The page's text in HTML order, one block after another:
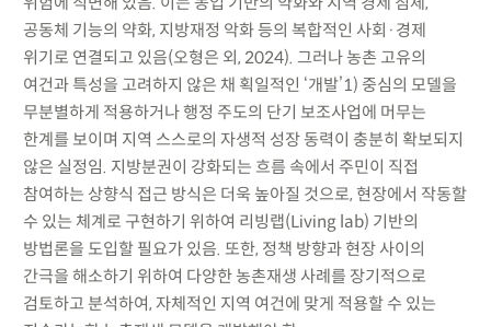
공동체 기능의 약화, 지방재정 악화 등의 복합적인 사회·경제
위기로 연결되고 있음(오형은 외, 2024). 그러나 농촌 고유의
여건과 특성을 고려하지 않은 채 획일적인 ‘개발’1) 중심의 모델을
무분별하게 적용하거나 행정 주도의 단기 보조사업에 머무는
한계를 보이며 지역 스스로의 자생적 성장 동력이 충분히 확보되지
않은 실정임. 지방분권이 강화되는 흐름 속에서 주민이 직접
참여하는 상향식 접근 방식은 더욱 높아질 것으로, 현장에서 작동할
수 있는 체계로 구현하기 위하여 리빙랩(Living lab) 기반의
방법론을 도입할 필요가 있음. 또한, 정책 방향과 현장 사이의
간극을 해소하기 위하여 다양한 농촌재생 사례를 장기적으로
검토하고 분석하여, 자체적인 지역 여건에 맞게 적용할 수 있는